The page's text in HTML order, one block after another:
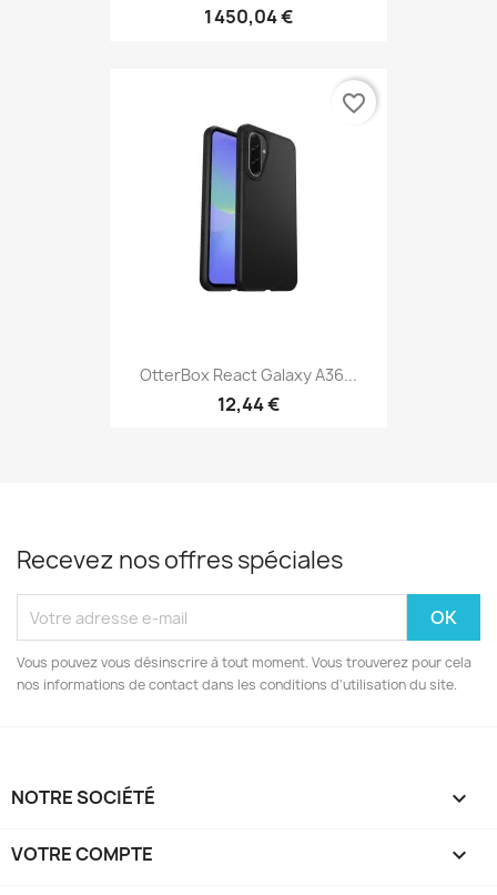
1 450,04 €
OtterBox React Galaxy A36...
12,44 €
favorite_border
Recevez nos offres spéciales
Vous pouvez vous désinscrire à tout moment. Vous trouverez pour cela
nos informations de contact dans les conditions d'utilisation du site.
NOTRE SOCIÉTÉ 
VOTRE COMPTE 